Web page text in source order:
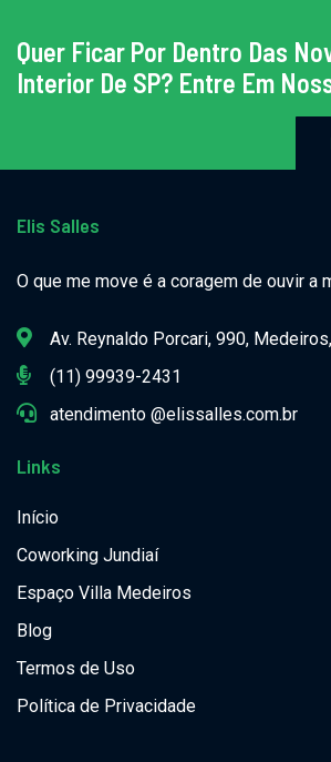
Quer Ficar Por Dentro Das
Interior De SP? Entre Em
Elis Salles
O que me move é a coragem de ouvir a
Av. Reynaldo Porcari, 990,
(11) 99939-2431
atendimento @elissalles.com.br
Links
Início
Coworking Jundiaí
Espaço Villa Medeiros
Blog
Termos de Uso
Política de Privacidade